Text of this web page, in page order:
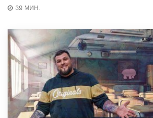
39 МИН.